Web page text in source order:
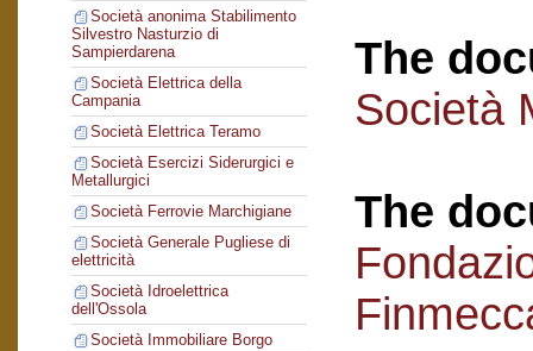
Società anonima Stabilimento
Silvestro Nasturzio di
Sampierdarena
Società Elettrica della
Campania
Società Elettrica Teramo
Società Esercizi Siderurgici e
Metallurgici
Società Ferrovie Marchigiane
Società Generale Pugliese di
elettricità
Società Idroelettrica
dell'Ossola
Società Immobiliare Borgo
The
Società
The